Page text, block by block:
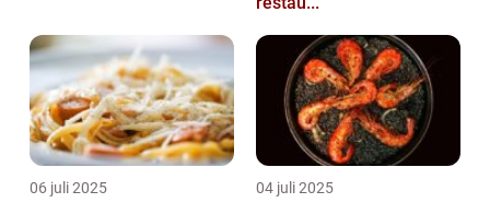
06 juli 2025 04 juli 2025